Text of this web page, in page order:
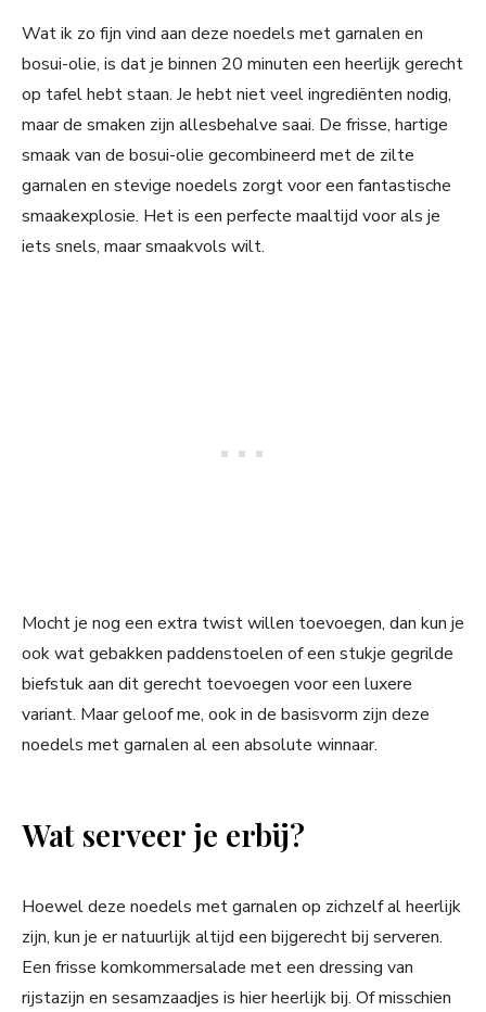
Wat ik zo fijn vind aan deze noedels met garnalen en
bosui-olie, is dat je binnen 20 minuten een heerlijk gerecht
op tafel hebt staan. Je hebt niet veel ingrediënten nodig,
maar de smaken zijn allesbehalve saai. De frisse, hartige
smaak van de bosui-olie gecombineerd met de zilte
garnalen en stevige noedels zorgt voor een fantastische
smaakexplosie. Het is een perfecte maaltijd voor als je
iets snels, maar smaakvols wilt.
Mocht je nog een extra twist willen toevoegen, dan kun je
ook wat gebakken paddenstoelen of een stukje gegrilde
biefstuk aan dit gerecht toevoegen voor een luxere
variant. Maar geloof me, ook in de basisvorm zijn deze
noedels met garnalen al een absolute winnaar.
Wat serveer je erbij?
Hoewel deze noedels met garnalen op zichzelf al heerlijk
zijn, kun je er natuurlijk altijd een bijgerecht bij serveren.
Een frisse komkommersalade met een dressing van
rijstazijn en sesamzaadjes is hier heerlijk bij. Of misschien